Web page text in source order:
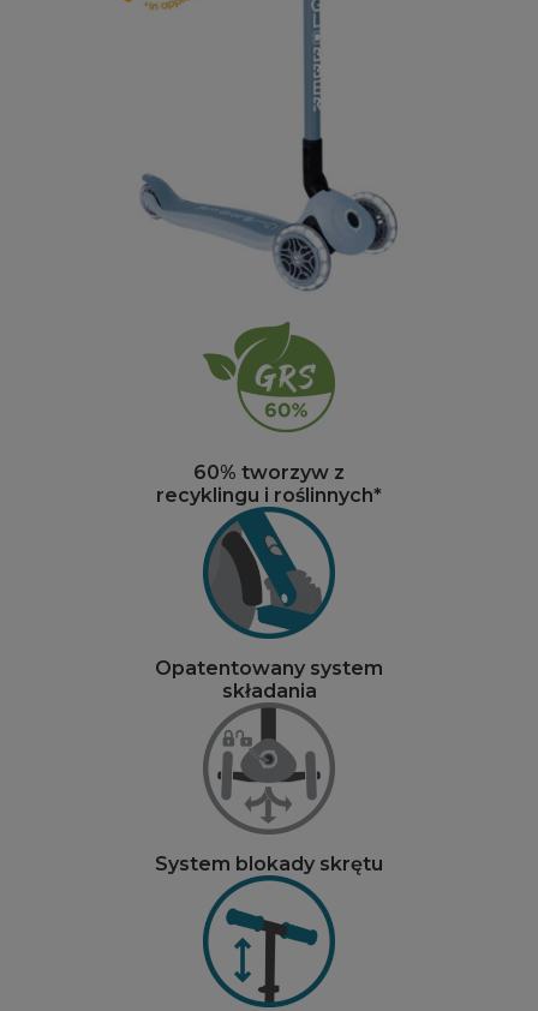
60% tworzyw z
recyklingu i roślinnych*
Opatentowany system
składania
System blokady skrętu